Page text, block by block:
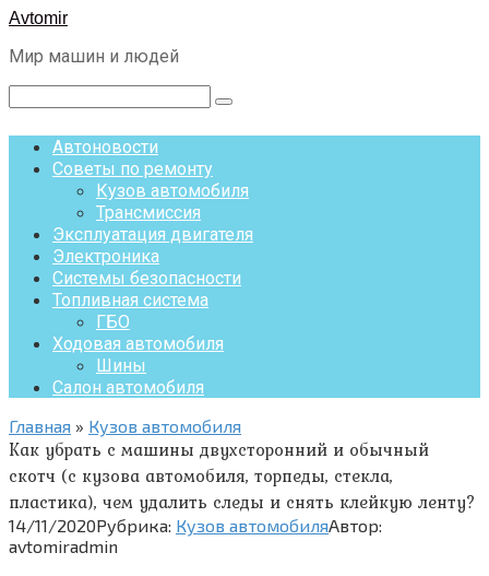
Перейти
контенту
Avtomir
Мир машин и людей
Поиск:
Автоновости
Советы по ремонту
Кузов автомобиля
Трансмиссия
Эксплуатация двигателя
Электроника
Системы безопасности
Топливная система
ГБО
Ходовая автомобиля
Шины
Салон автомобиля
Главная » Кузов автомобиля
Как убрать с машины двухсторонний и обычный
скотч (с кузова автомобиля, торпеды, стекла,
пластика), чем удалить следы и снять клейкую ленту?
14/11/2020Рубрика: Кузов автомобиляАвтор:
avtomiradmin